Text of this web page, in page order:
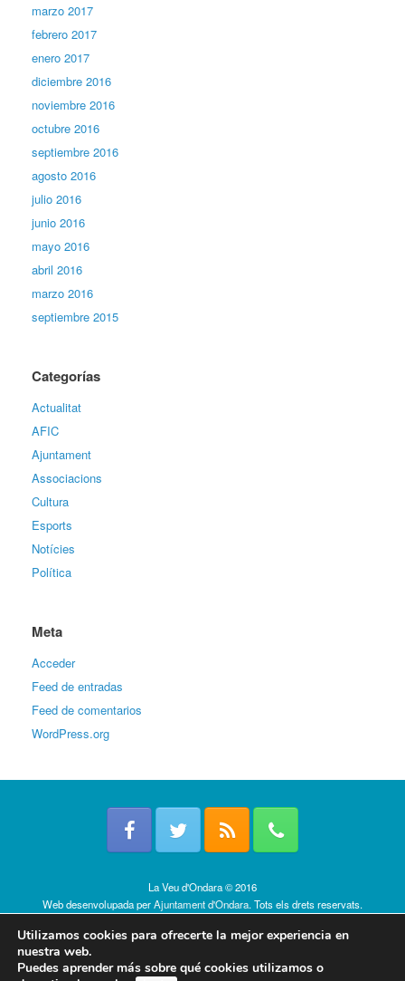
marzo 2017
febrero 2017
enero 2017
diciembre 2016
noviembre 2016
octubre 2016
septiembre 2016
agosto 2016
julio 2016
junio 2016
mayo 2016
abril 2016
marzo 2016
septiembre 2015
Categorías
Actualitat
AFIC
Ajuntament
Associacions
Cultura
Esports
Notícies
Política
Meta
Acceder
Feed de entradas
Feed de comentarios
WordPress.org
La Veu d'Ondara © 2016
Web desenvolupada perAjuntament d'Ondara. Tots els drets reservats.
Utilizamos cookies para ofrecerte la mejor experiencia en
nuestra web.
Puedes aprender más sobre qué cookies utilizamos o